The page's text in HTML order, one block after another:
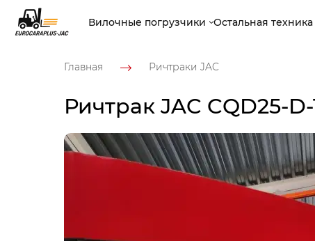
Вилочные погрузчики Остальная техника
Главная Ричтраки JAC
Ричтрак JAC CQD25-D-